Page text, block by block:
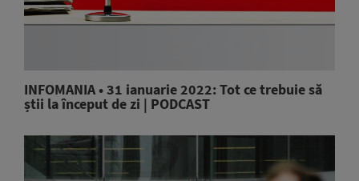
INFOMANIA • 31 ianuarie 2022: Tot ce trebuie să
știi la început de zi | PODCAST